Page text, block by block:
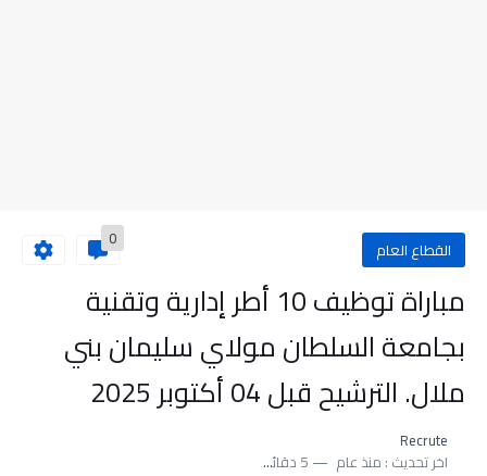
القطاع العام 0
مباراة توظيف 10 أطر إدارية وتقنية
بجامعة السلطان مولاي سليمان بني
ملال. الترشيح قبل 04 أكتوبر 2025
Recrute
اخر تحديث : منذ عام 5 دقائق للقراءة